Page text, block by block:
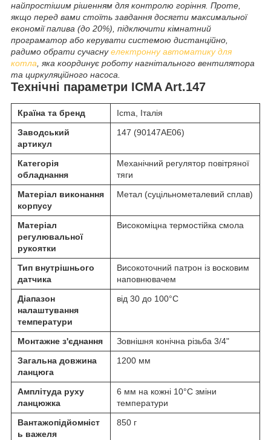
найпростішим рішенням для контролю горіння. Проте,
якщо перед вами стоїть завдання досягти максимальної
економії палива (до 20%), підключити кімнатний
програматор або керувати системою дистанційно,
радимо обрати сучаснуелектронну автоматику для
котла, яка координує роботу нагнітального вентилятора
та циркуляційного насоса.
Технічні параметри ICMA Art.147
Країна та бренд
Icma, Італія
Заводський
артикул
147 (90147AE06)
Категорія
обладнання
Механічний регулятор повітряної
тяги
Матеріал виконання
корпусу
Метал (суцільнометалевий сплав)
Матеріал
регулювальної
рукоятки
Високоміцна термостійка смола
Тип внутрішнього
датчика
Високоточний патрон із восковим
наповнювачем
Діапазон
налаштування
температури
від 30 до 100°C
Монтажне з'єднання
Зовнішня конічна різьба 3/4"
Загальна довжина
ланцюга
1200 мм
Амплітуда руху
ланцюжка
6 мм на кожні 10°C зміни
температури
Вантажопідйомніст
ь важеля
850 г